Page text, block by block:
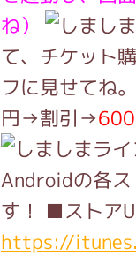
ね）
て、チケット
フに見せて
円→割引→
Androidの各ス
す！ ■ストア
https://